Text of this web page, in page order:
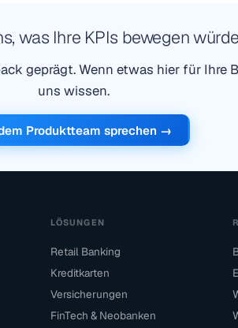
was Ihre KPIs bewegen würde
geprägt. Wenn etwas hier für
uns wissen.
Produktteam sprechen →
LÖSUNGEN
Retail Banking
Kreditkarten
Versicherungen
FinTech & Neobanken